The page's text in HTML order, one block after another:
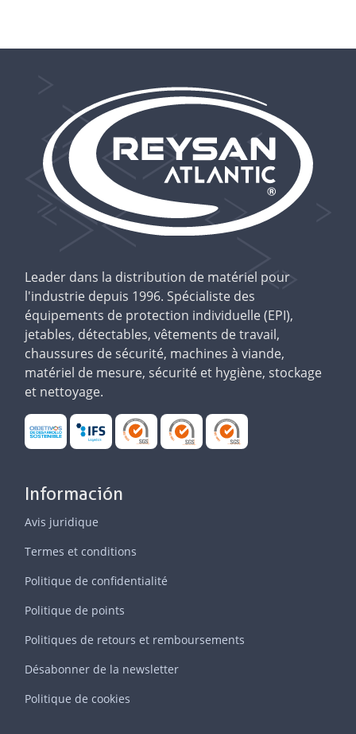
Leader dans la distribution de matériel pour
l'industrie depuis 1996. Spécialiste des
équipements de protection individuelle (EPI),
jetables, détectables, vêtements de travail,
chaussures de sécurité, machines à viande,
matériel de mesure, sécurité et hygiène, stockage
et nettoyage.
Información
Avis juridique
Termes et conditions
Politique de confidentialité
Politique de points
Politiques de retours et remboursements
Désabonner de la newsletter
Politique de cookies